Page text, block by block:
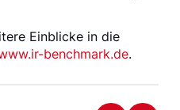
Einblicke in die
benchmark.de.